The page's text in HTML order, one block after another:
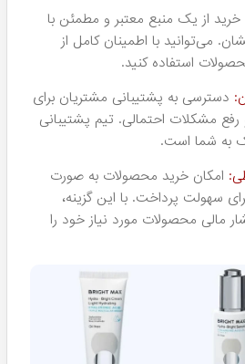
خرید از یک منبع معتبر و مطمئن با
می‌توانید با اطمینان کامل از
استفاده کنید.
دسترسی به پشتیبانی مشتریان برای
رفع مشکلات احتمالی. تیم پشتیبانی
به شما است.
امکان خرید محصولات به صورت
سهولت پرداخت. با این گزینه،
مالی محصولات مورد نیاز خود را